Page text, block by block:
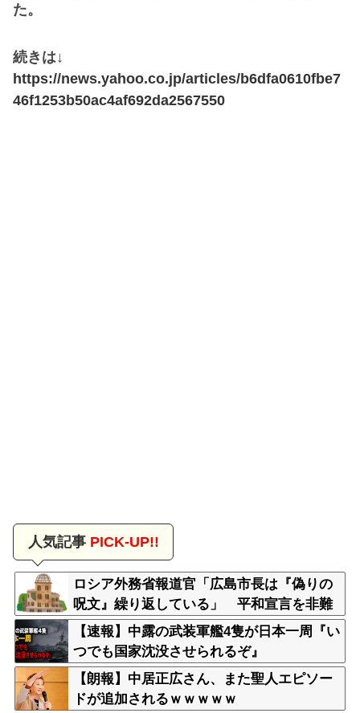
た。
続きは↓
https://news.yahoo.co.jp/articles/b6dfa0610fbe7
46f1253b50ac4af692da2567550
人気記事PICK-UP!!
ロシア外務省報道官「広島市長は『偽りの
呪文』繰り返している」 平和宣言を非難
【速報】中露の武装軍艦4隻が日本一周『い
つでも国家沈没させられるぞ』
【朗報】中居正広さん、また聖人エピソー
ドが追加されるｗｗｗｗｗ